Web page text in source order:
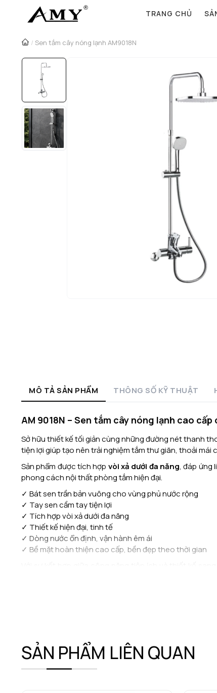
TRANG CHỦ
/ Sen tắm cây nóng lạnh AM9018N
MÔ TẢ SẢN PHẨM THÔNG SỐ KỸ THUẬT
AM 9018N – Sen tắm cây nóng lạnh cao cấp
Sở hữu thiết kế tối giản cùng những đường nét thanh
tiện lợi giúp tạo nên trải nghiệm tắm thư giãn, thoải mái
Sản phẩm được tích hợp vòi xả dưới đa năng, đáp ứng
phong cách nội thất phòng tắm hiện đại.
✓ Bát sen trần bản vuông cho vùng phủ nước rộng
✓ Tay sen cầm tay tiện lợi
✓ Tích hợp vòi xả dưới đa năng
✓ Thiết kế hiện đại, tinh tế
✓ Dòng nước ổn định, vận hành êm ái
✓ Bề mặt hoàn thiện cao cấp, bền đẹp theo thời gian
SẢN PHẨM LIÊN QUAN